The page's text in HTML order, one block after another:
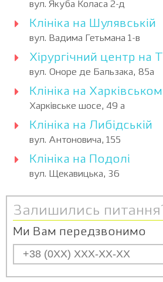
вул. Якуба Коласа 2-д
Клініка на Шулявській
вул. Вадима Гетьмана 1-в
Хірургічний центр на
вул. Оноре де Бальзака, 85а
Клініка на
Харківське шосе, 49 а
Клініка на Либідській
вул. Антоновича, 155
Клініка на Подолі
вул. Щекавицька, 36
Залишились
Ми Вам передзвонимо